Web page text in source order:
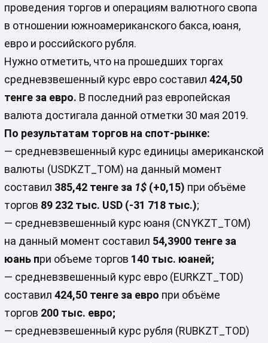
проведения торгов и операциям валютного свопа
в отношении южноамериканского бакса, юаня,
евро и российского рубля.
Нужно отметить, что на прошедших торгах
средневзвешенный курс евро составил 424,50
тенге за евро. В последний раз европейская
валюта достигала данной отметки 30 мая 2019.
По результатам торгов на спот-рынке:
— средневзвешенный курс единицы американской
валюты (USDKZT_TOM) на данный момент
составил 385,42 тенге за 1$(+0,15) при объёме
торгов 89 232 тыс. USD (-31 718 тыс.);
— средневзвешенный курс юаня (CNYKZT_TOM)
на данный момент составил 54,3900 тенге за
юань при объеме торгов 140 тыс. юаней;
— средневзвешенный курс евро (EURKZT_TOD)
составил 424,50 тенге за евро при объёме
торгов 200 тыс. евро;
— средневзвешенный курс рубля (RUBKZT_TOD)